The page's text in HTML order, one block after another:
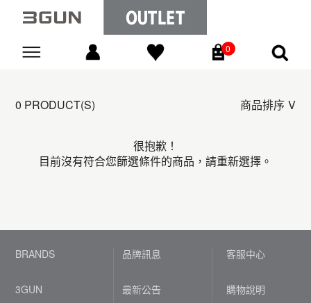
0
0 PRODUCT(S) 商品排序
很抱歉！
目前沒有符合您篩選條件的商品，請重新選擇。
BRANDS
3GUN
品牌訊息
最新公告
客服中心
購物說明